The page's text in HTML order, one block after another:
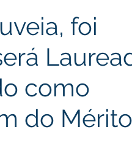
foi
como
do